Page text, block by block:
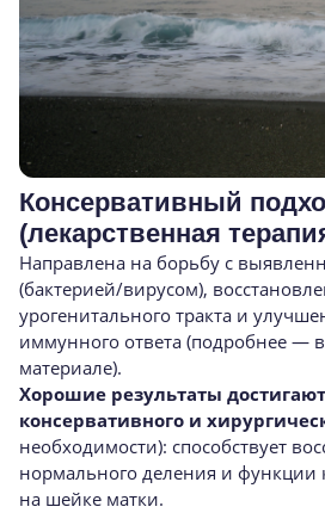
Консервативный
(лекарственная
Направлена на борьбу с
(бактерией/вирусом),
урогенитального тракта и
иммунного ответа (подробнее —
материале).
Хорошие результаты
консервативного и
необходимости): способствует
нормального деления и функции
на шейке матки.